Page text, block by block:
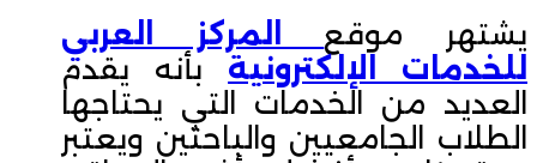
يشتهر موقع المركز العربي
للخدمات الإلكترونية بأنه يقدم
العديد من الخدمات التي يحتاجها
الطلاب الجامعيين والباحثين ويعتبر